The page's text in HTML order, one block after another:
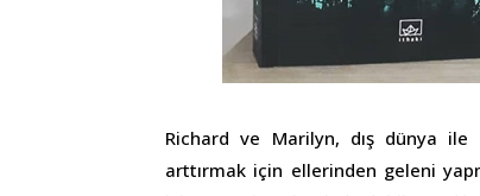
Richard ve Marilyn, dış dünya ile
arttırmak için ellerinden geleni